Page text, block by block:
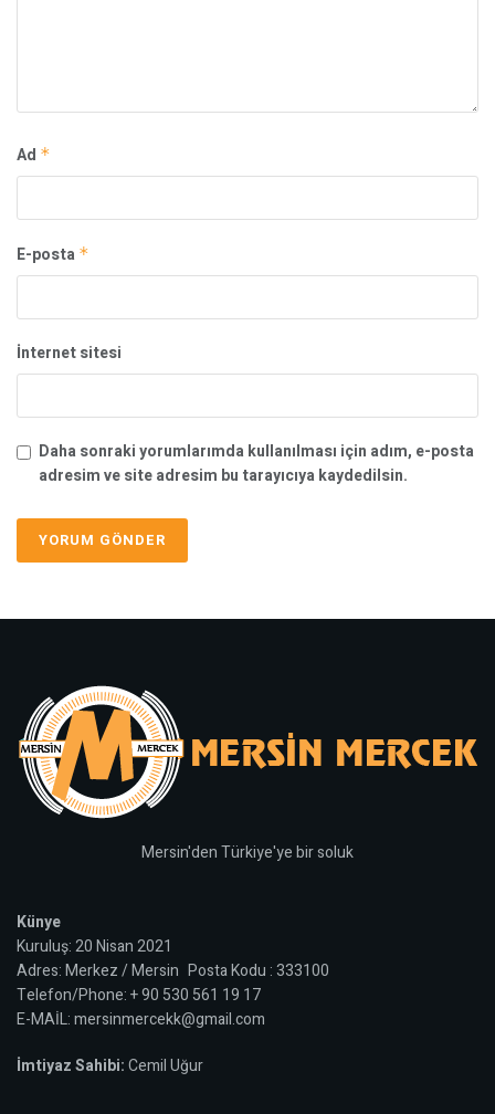
Ad *
E-posta *
İnternet sitesi
Daha sonraki yorumlarımda kullanılması için adım, e-posta
adresim ve site adresim bu tarayıcıya kaydedilsin.
Mersin'den Türkiye'ye bir soluk
Künye
Kuruluş: 20 Nisan 2021
Adres: Merkez / Mersin Posta Kodu : 333100
Telefon/Phone: + 90 530 561 19 17
E-MAİL: mersinmercekk@gmail.com
İmtiyaz Sahibi:Cemil Uğur